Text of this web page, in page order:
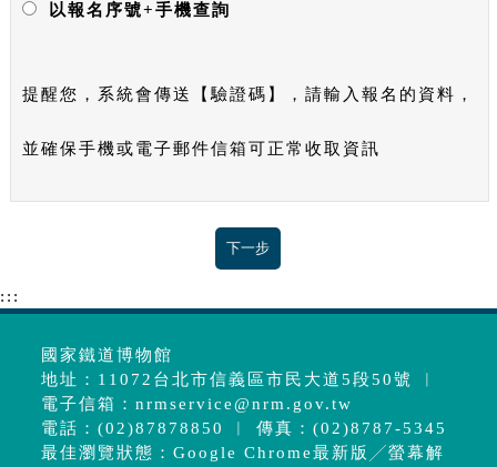
以報名序號+手機查詢
提醒您，系統會傳送【驗證碼】，請輸入報名的資料，
並確保手機或電子郵件信箱可正常收取資訊
:::
國家鐵道博物館
地址：11072台北市信義區市民大道5段50號 ︱
電子信箱：nrmservice@nrm.gov.tw
電話：(02)87878850 ︱ 傳真：(02)8787-5345
最佳瀏覽狀態：Google Chrome最新版╱螢幕解